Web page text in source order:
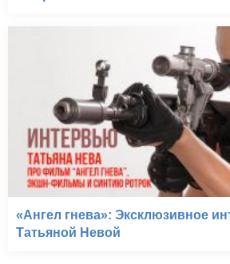
«Ангел гнева»: Эксклюзивное
Татьяной Невой